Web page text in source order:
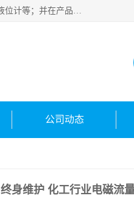
河南福瑞德仪表有限公司是生产销售电容液位计、液氨液位计、小量程液位计定制、智能锅炉水位计、液氮液位计等；并在产品开发、研制的过程中，吸取国内外仪器仪表的技术精华，建立了一支高、精、尖的科研开发队伍，使产品性能不断升级。
公司动态
终身维护 化工行业电磁流